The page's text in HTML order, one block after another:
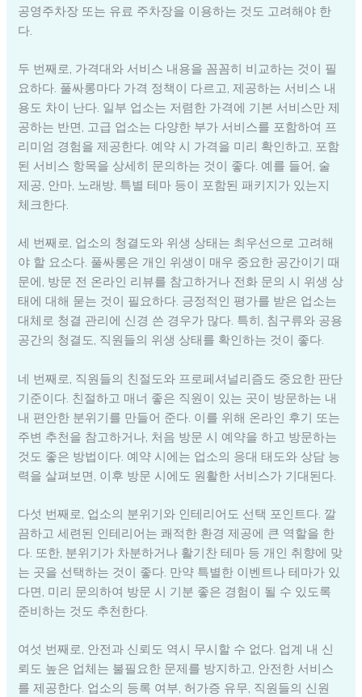
공영주차장 또는 유료 주차장을 이용하는 것도 고려해야 한
다.
두 번째로, 가격대와 서비스 내용을 꼼꼼히 비교하는 것이 필
요하다. 풀싸롱마다 가격 정책이 다르고, 제공하는 서비스 내
용도 차이 난다. 일부 업소는 저렴한 가격에 기본 서비스만 제
공하는 반면, 고급 업소는 다양한 부가 서비스를 포함하여 프
리미엄 경험을 제공한다. 예약 시 가격을 미리 확인하고, 포함
된 서비스 항목을 상세히 문의하는 것이 좋다. 예를 들어, 술
제공, 안마, 노래방, 특별 테마 등이 포함된 패키지가 있는지
체크한다.
세 번째로, 업소의 청결도와 위생 상태는 최우선으로 고려해
야 할 요소다. 풀싸롱은 개인 위생이 매우 중요한 공간이기 때
문에, 방문 전 온라인 리뷰를 참고하거나 전화 문의 시 위생 상
태에 대해 묻는 것이 필요하다. 긍정적인 평가를 받은 업소는
대체로 청결 관리에 신경 쓴 경우가 많다. 특히, 침구류와 공용
공간의 청결도, 직원들의 위생 상태를 확인하는 것이 좋다.
네 번째로, 직원들의 친절도와 프로페셔널리즘도 중요한 판단
기준이다. 친절하고 매너 좋은 직원이 있는 곳이 방문하는 내
내 편안한 분위기를 만들어 준다. 이를 위해 온라인 후기 또는
주변 추천을 참고하거나, 처음 방문 시 예약을 하고 방문하는
것도 좋은 방법이다. 예약 시에는 업소의 응대 태도와 상담 능
력을 살펴보면, 이후 방문 시에도 원활한 서비스가 기대된다.
다섯 번째로, 업소의 분위기와 인테리어도 선택 포인트다. 깔
끔하고 세련된 인테리어는 쾌적한 환경 제공에 큰 역할을 한
다. 또한, 분위기가 차분하거나 활기찬 테마 등 개인 취향에 맞
는 곳을 선택하는 것이 좋다. 만약 특별한 이벤트나 테마가 있
다면, 미리 문의하여 방문 시 기분 좋은 경험이 될 수 있도록
준비하는 것도 추천한다.
여섯 번째로, 안전과 신뢰도 역시 무시할 수 없다. 업계 내 신
뢰도 높은 업체는 불필요한 문제를 방지하고, 안전한 서비스
를 제공한다. 업소의 등록 여부, 허가증 유무, 직원들의 신원